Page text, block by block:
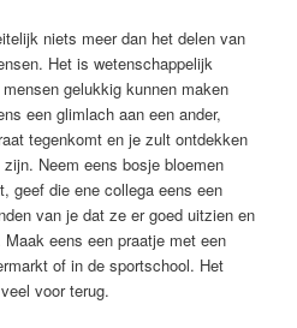
niets meer dan het delen van
Het is wetenschappelijk
gelukkig kunnen maken
een glimlach aan een ander,
tegenkomt en je zult ontdekken
Neem eens bosje bloemen
geef die ene collega eens een
van je dat ze er goed uitzien en
eens een praatje met een
of in de sportschool. Het
voor terug.